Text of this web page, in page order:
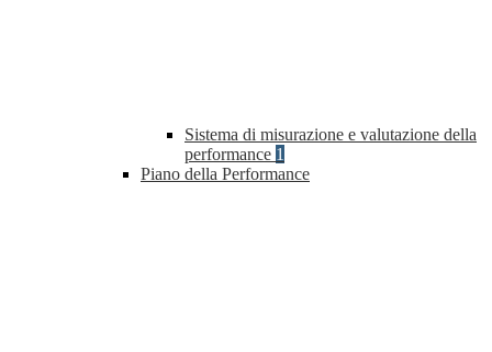
Sistema di misurazione e valutazione della
performance 1
Piano della Performance